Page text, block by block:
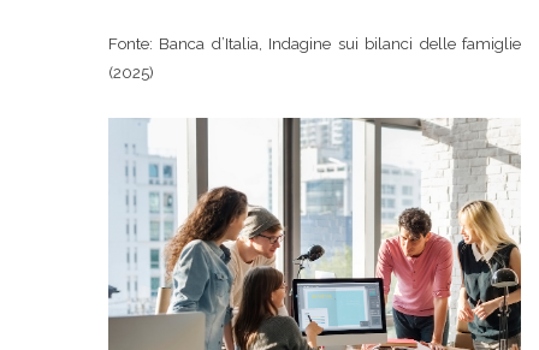
Fonte: Banca d’Italia, Indagine sui bilanci delle famiglie
(2025)